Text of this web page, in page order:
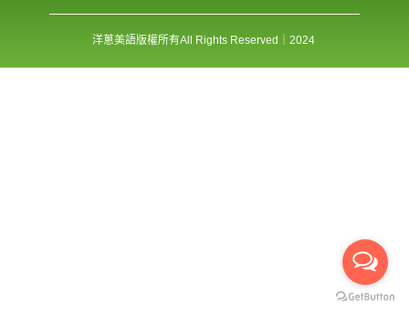
洋蔥美語版權所有All Rights Reserved ｜2024